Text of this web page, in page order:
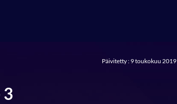
Päivitetty : 9 toukokuu 2019
3